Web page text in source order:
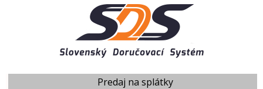
Predaj na splátky